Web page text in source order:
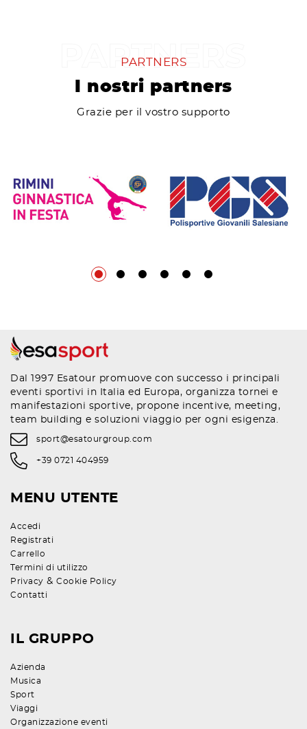
PARTNERS
I nostri partners
Grazie per il vostro supporto
Dal 1997 Esatour promuove con successo i principali
eventi sportivi in Italia ed Europa, organizza tornei e
manifestazioni sportive, propone incentive, meeting,
team building e soluzioni viaggio per ogni esigenza.
sport@esatourgroup.com
+39 0721 404959
MENU UTENTE
Accedi
Registrati
Carrello
Termini di utilizzo
Privacy & Cookie Policy
Contatti
IL GRUPPO
Azienda
Musica
Sport
Viaggi
Organizzazione eventi